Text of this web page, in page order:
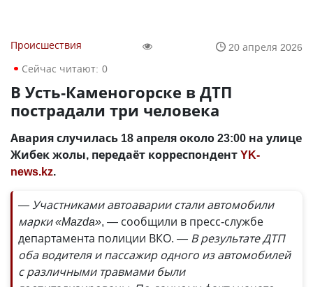
Происшествия
20 апреля 2026
Сейчас читают: 0
В Усть-Каменогорске в ДТП
пострадали три человека
Авария случилась 18 апреля около 23:00 на улице
Жибек жолы, передаёт корреспондентYK-
news.kz.
— Участниками автоаварии стали автомобили
марки «Mazda», — сообщили в пресс-службе
департамента полиции ВКО. — В результате ДТП
оба водителя и пассажир одного из автомобилей
с различными травмами были